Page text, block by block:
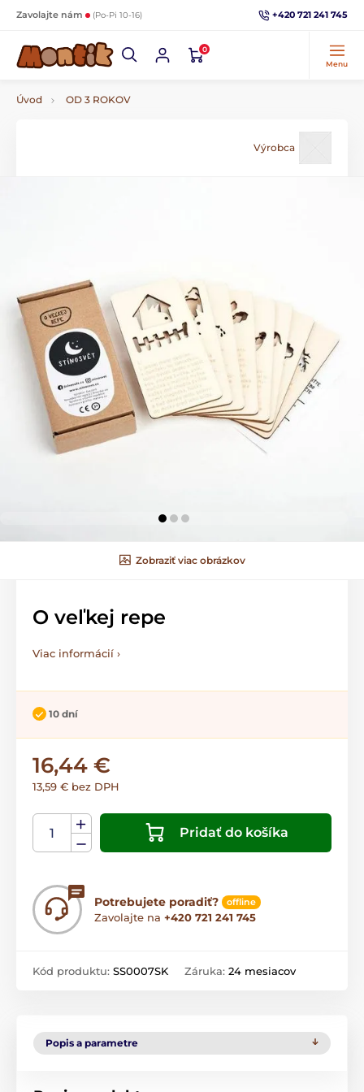
Zavolajte nám (Po-Pi 10-16) +420 721 241 745
0
Menu
Úvod OD 3 ROKOV
Výrobca
Zobraziť viac obrázkov
O veľkej repe
Viac informácií ›
10 dní
16,44 €
13,59 € bez DPH
Pridať do košíka
Potrebujete poradiť? offline
Zavolajte na +420 721 241 745
Kód produktu: SS0007SK Záruka: 24 mesiacov
Popis a parametre